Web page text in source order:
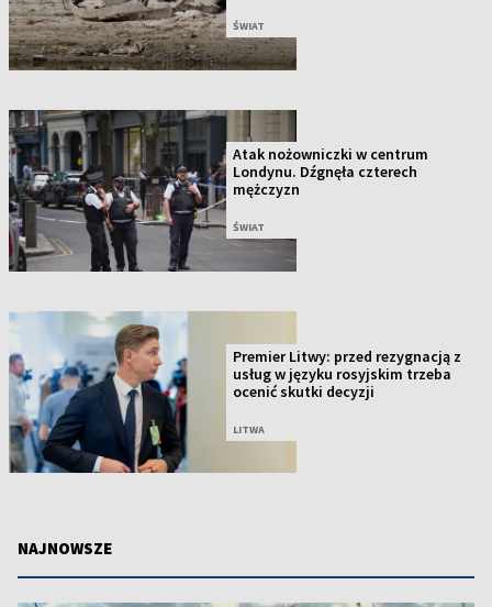
ŚWIAT
Atak nożowniczki w centrum
Londynu. Dźgnęła czterech
mężczyzn
ŚWIAT
Premier Litwy: przed rezygnacją z
usług w języku rosyjskim trzeba
ocenić skutki decyzji
LITWA
NAJNOWSZE